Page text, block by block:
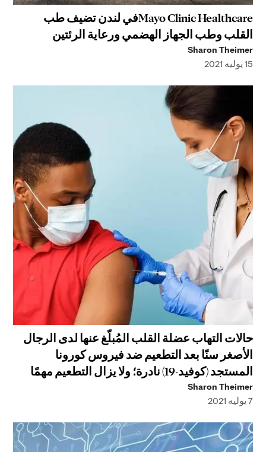
Mayo Clinic Healthcareفي لندن تضيف طب
القلب وطب الجهاز الهضمي ورعاية الرئتين
Sharon Theimer
15 يوليه 2021
حالات التهاب عضلة القلب المُبلّغ عنها لدى الرجال
الأصغر سنًا بعد التطعيم ضد فيروس كورونا
المستجد (كوفيد-19) نادرة؛ ولا يزال التطعيم مهمًا
Sharon Theimer
7 يوليه 2021